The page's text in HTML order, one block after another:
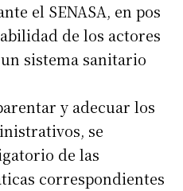
el SENASA, en pos
de los actores
sistema sanitario
y adecuar los
se
de las
correspondientes